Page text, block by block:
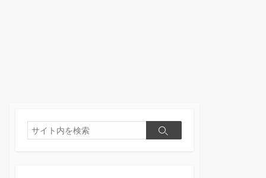
検
索
検